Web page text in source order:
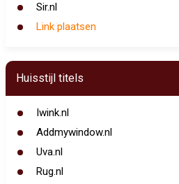
Sir.nl
Link plaatsen
Huisstijl titels
Iwink.nl
Addmywindow.nl
Uva.nl
Rug.nl